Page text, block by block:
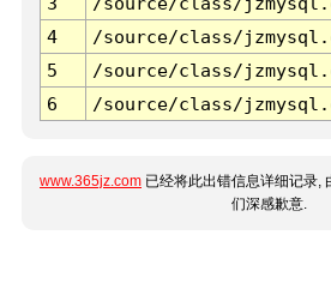
4
/source/class/
5
/source/class/
6
/source/class/
www.365jz.com 已经将此出错信息详细记录,
们深感歉意.